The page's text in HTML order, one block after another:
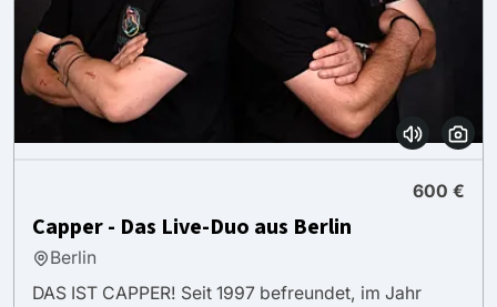
600 €
Capper - Das Live-Duo aus Berlin
Berlin
DAS IST CAPPER! Seit 1997 befreundet, im Jahr